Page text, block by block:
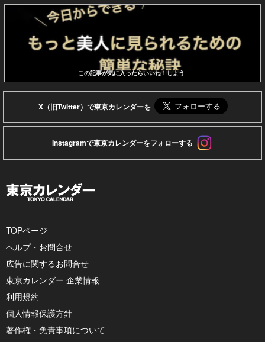
この記事が気に入ったらいいね！しよう
X（旧Twitter）で東京カレンダーを
Instagramで東京カレンダーをフォローする
TOPページ
ヘルプ・お問合せ
広告に関するお問合せ
東京カレンダー 企業情報
利用規約
個人情報保護方針
著作権・免責事項について